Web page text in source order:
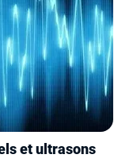
et ultrasons